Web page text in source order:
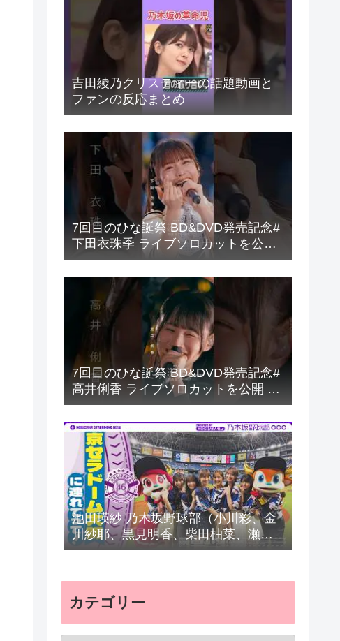
吉田綾乃クリスティーの話題動画と
ファンの反応まとめ
7回目のひな誕祭 BD&DVD発売記念#
下田衣珠季 ライブソロカットを公開
#日向坂46 #hinatazaka46 #
7回目のひな誕祭 BD&DVD発売記念#
高井俐香 ライブソロカットを公開 #
日向坂46 #hinatazaka46 #
池田瑛紗 乃木坂野球部（小川彩、金
川紗耶、黒見明香、柴田柚菜、瀬戸
口心月、長嶋凛桜）の楽曲「パシフ
カテゴリー